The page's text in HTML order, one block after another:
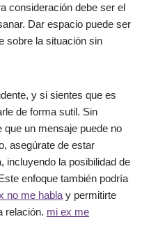
consideración debe ser el
Dar espacio puede ser
sobre la situación sin
y si sientes que es
de forma sutil. Sin
un mensaje puede no
asegúrate de estar
incluyendo la posibilidad de
enfoque también podría
no me habla y permitirte
relación. mi ex me